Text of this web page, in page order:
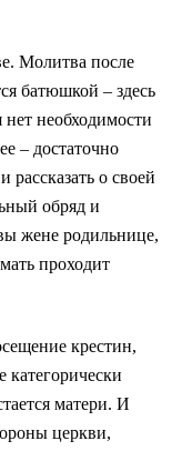
Молитва после
батюшкой – здесь
нет необходимости
– достаточно
о своей
обряд и
жене родильнице,
проходит
крестин,
категорически
матери. И
церкви,